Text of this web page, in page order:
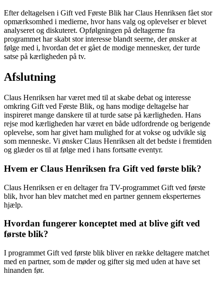
Efter deltagelsen i Gift ved Første Blik har Claus Henriksen fået stor
opmærksomhed i medierne, hvor hans valg og oplevelser er blevet
analyseret og diskuteret. Opfølgningen på deltagerne fra
programmet har skabt stor interesse blandt seerne, der ønsker at
følge med i, hvordan det er gået de modige mennesker, der turde
satse på kærligheden på tv.
Afslutning
Claus Henriksen har været med til at skabe debat og interesse
omkring Gift ved Første Blik, og hans modige deltagelse har
inspireret mange danskere til at turde satse på kærligheden. Hans
rejse mod kærligheden har været en både udfordrende og berigende
oplevelse, som har givet ham mulighed for at vokse og udvikle sig
som menneske. Vi ønsker Claus Henriksen alt det bedste i fremtiden
og glæder os til at følge med i hans fortsatte eventyr.
Hvem er Claus Henriksen fra Gift ved første blik?
Claus Henriksen er en deltager fra TV-programmet Gift ved første
blik, hvor han blev matchet med en partner gennem eksperternes
hjælp.
Hvordan fungerer konceptet med at blive gift ved
første blik?
I programmet Gift ved første blik bliver en række deltagere matchet
med en partner, som de møder og gifter sig med uden at have set
hinanden før.